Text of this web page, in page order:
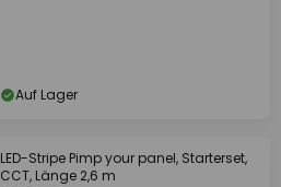
Auf Lager
LED-Stripe Pimp your panel, Starterset,
CCT, Länge 2,6 m